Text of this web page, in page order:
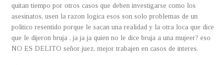
quitan tiempo por otros casos que deben investigarse como los
asesinatos, usen la razon logica esos son solo problemas de un
politico resentido porque le sacan una realidad y la otra loca que dice
que le dijeron bruja , ja ja ja quien no le dice bruja a una mujeer? eso
NO ES DELITO señor juez, mejor trabajen en casos de interes.